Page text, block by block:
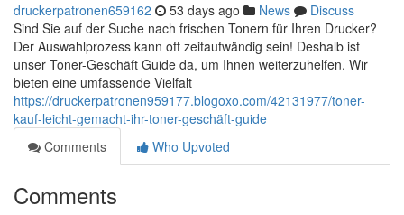
druckerpatronen659162 53 days ago News
Discuss
Sind Sie auf der Suche nach frischen Tonern für Ihren Drucker?
Der Auswahlprozess kann oft zeitaufwändig sein! Deshalb ist
unser Toner-Geschäft Guide da, um Ihnen weiterzuhelfen. Wir
bieten eine umfassende Vielfalt
https://druckerpatronen959177.blogoxo.com/42131977/toner-
kauf-leicht-gemacht-ihr-toner-geschäft-guide
Comments
Who Upvoted
Comments